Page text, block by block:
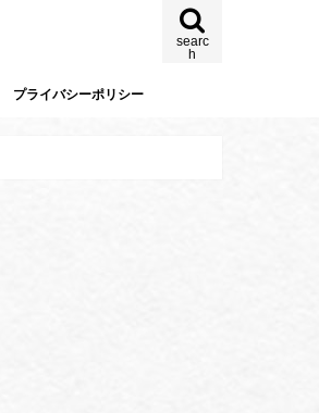
searc
h
プライバシーポリシー